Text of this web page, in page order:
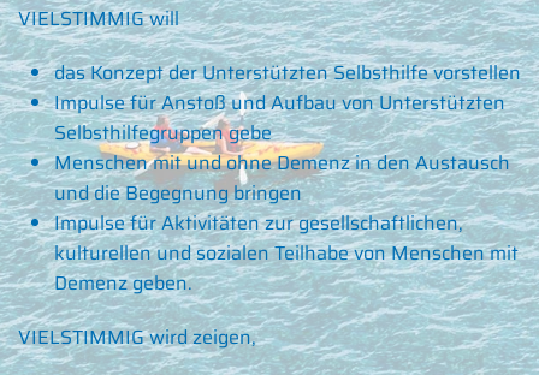
VIELSTIMMIG will
das Konzept der Unterstützten Selbsthilfe vorstellen
Impulse für Anstoß und Aufbau von Unterstützten
Selbsthilfegruppen gebe
Menschen mit und ohne Demenz in den Austausch
und die Begegnung bringen
Impulse für Aktivitäten zur gesellschaftlichen,
kulturellen und sozialen Teilhabe von Menschen mit
Demenz geben.
VIELSTIMMIG wird zeigen,